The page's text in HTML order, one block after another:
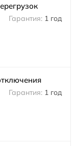
1 год
1 год